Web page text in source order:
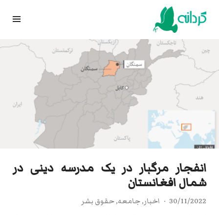
Skip
content
انفجار مرگبار در یک مدرسه دینی در
شمال افغانستان
30/11/2022 اخبار,جامعه,حقوق بشر